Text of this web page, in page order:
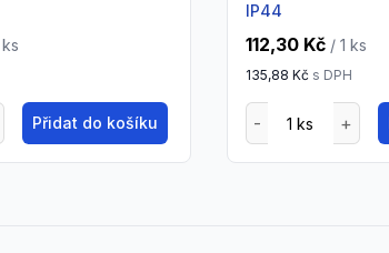
ks
Přidat do košíku
IP44
112,30 Kč / 1 ks
135,88 Kč s DPH